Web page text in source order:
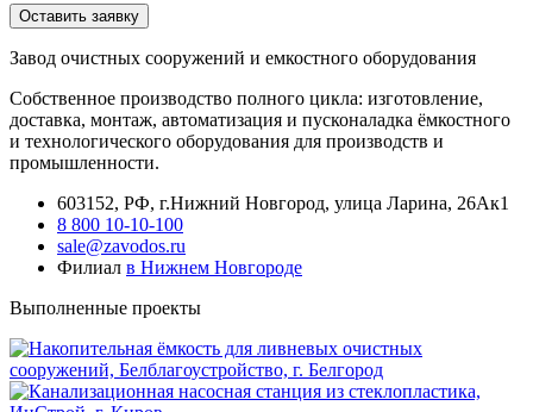
Оставить заявку
Завод очистных сооружений и емкостного оборудования
Собственное производство полного цикла: изготовление,
доставка, монтаж, автоматизация и пусконаладка ёмкостного
и технологического оборудования для производств и
промышленности.
603152, РФ, г.Нижний Новгород, улица Ларина, 26Ак1
8 800 10-10-100
sale@zavodos.ru
Филиал в Нижнем Новгороде
Выполненные проекты